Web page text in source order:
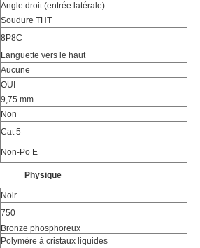
Angle droit (entrée latérale)
Soudure THT
8P8C
Languette vers le haut
Aucune
OUI
9,75 mm
Non
Cat 5
Non-Po E
Physique
Noir
750
Bronze phosphoreux
Polymère à cristaux liquides